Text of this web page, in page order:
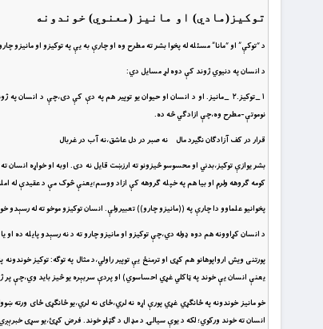
توکيز(مادي) او مانيز (معنوي) خوندونه
د “توکې” او “مانا” مسئله له پخوا بشر ته مطرح وه او چارې به يې په توکيزو او
د انسان په دنيوي ژوند کې دوه لړ مسايل دي:
١_توکيز.٢ _مانيز. او د انسان او حيوان يو توپير هم په دې کې دى،چې د
نوموتې-مطرح وه،چې ازادګي څه ده.
قرار در کف آزادگان نگيرد مال نه صبر در دل عاشق،نه آب در غربال
بشر يوازې توکيز،بدني او محسوسو څيزونو ته ارزښت قايل نه دى. اوبه او خواړه
کومه ګروهه ولرم او بيا هم په خپله ګروهه کې ازاد ووسم؛يعنې څوک مې د عقيدې له
پخوانيو علماوو دا چارې په ((مانيزو چارو)) تعبيرولې. انسان توکيزو موخو ته له رسېدو
د انسان کړاوونه هم دوه ډوله دي،چې توکيزو او مانيزو چارو ته د نه رسېدو پايله ده
پورتنى ويش ارواپوهانو هم کړى او ترمنځ يې توپير راولي،د مثال په توګه: توکيز
يعنې انسان يې خوند په ټاکلي غړي احساسوي) او پردې سربېره يو څيز بايد وي،چې پر
خو مانيز خوندونه په ځانګړي غړي پورې اړه نه لري،ځاى نه لري،يو ځانګړى ځاى
انسان ته خوند ورکوي؛ لکه د يوې سيالۍ د مډال د ګټلو خوند. فرض کړئ،يو سړى